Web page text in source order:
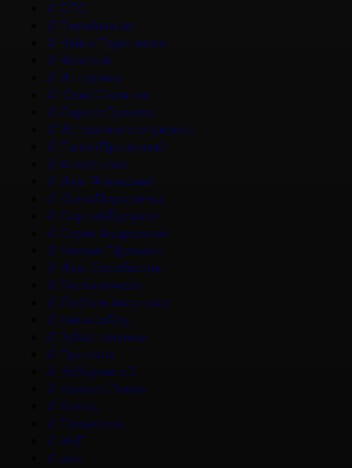
# СТС
# Пятый канал
# Чайка Терешкова
# Невский
# Интервью
# Юрий Стоянов
#Лариса Гузеева
# История его служанки
# Павел Прилучный
#Актер кино
# Иван Янковский
# Юлия Пересильд
# Сергей Бурунов
# Сарик Андреасян
# Михаил Ефремов
# Иван Охлобыстин
# Баста начало
#Любовь Аксенова
# Милана Бру
#Зубастая няня
# Три кота
# Чебурашка 3
# Матвей Лыков
#Холод
# Премьера
# НМГ
# док